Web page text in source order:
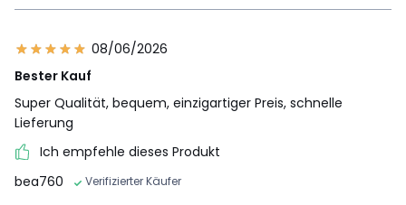
08/06/2026
Bester Kauf
Super Qualität, bequem, einzigartiger Preis, schnelle
Lieferung
Ich empfehle dieses Produkt
bea760
Verifizierter Käufer